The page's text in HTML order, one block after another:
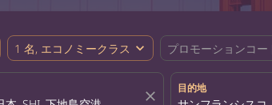
1 名, エコノミークラス expand_more プロモーションコー
close
目的地